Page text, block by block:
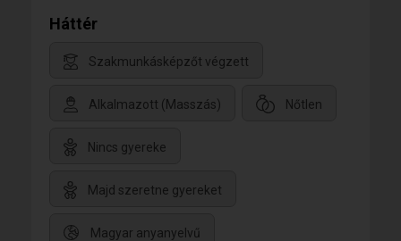
Háttér
Szakmunkásképzőt végzett
Alkalmazott (Masszás) Nőtlen
Nincs gyereke
Majd szeretne gyereket
Magyar anyanyelvű